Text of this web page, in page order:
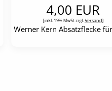
4,00 EUR
[inkl. 19% MwSt zzgl. Versand]